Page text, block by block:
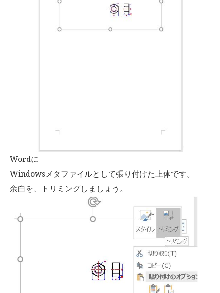
Wordに
Windowsメタファイルとして張り付けた上体です。
余白を、トリミングしましょう。